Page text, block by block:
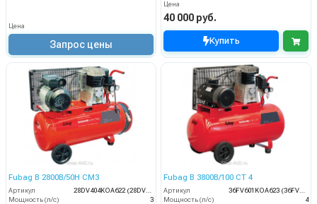
Цена
Запрос цены
Цена
40 000 руб.
Купить
Fubag B 2800B/50H CM3
Артикул
Мощность (л/с)
3
Fubag B 3800B/100 CT 4
Артикул
Мощность (л/с)
4